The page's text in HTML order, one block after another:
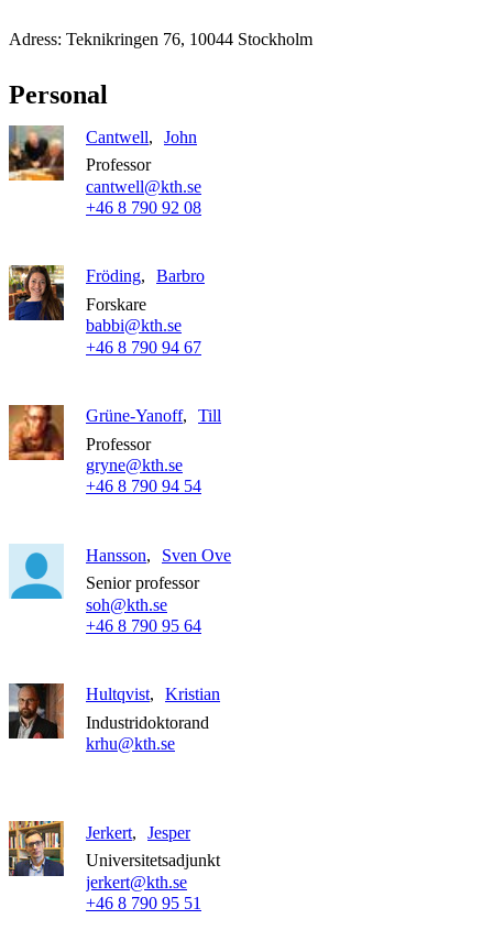
Adress: Teknikringen 76, 10044 Stockholm
Personal
Cantwell
John
Professor
cantwell@kth.se
+46 8 790 92 08
Fröding
Barbro
Forskare
babbi@kth.se
+46 8 790 94 67
Grüne-Yanoff
Till
Professor
gryne@kth.se
+46 8 790 94 54
Hansson
Sven Ove
Senior professor
soh@kth.se
+46 8 790 95 64
Hultqvist
Kristian
Industridoktorand
krhu@kth.se
Jerkert
Jesper
Universitetsadjunkt
jerkert@kth.se
+46 8 790 95 51